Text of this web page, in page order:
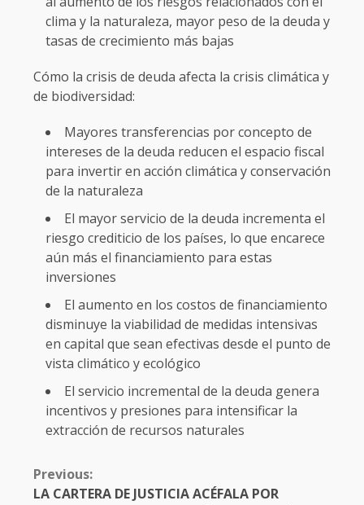
clima y la naturaleza, mayor peso de la deuda y
tasas de crecimiento más bajas
Cómo la crisis de deuda afecta la crisis climática y
de biodiversidad:
Mayores transferencias por concepto de
intereses de la deuda reducen el espacio fiscal
para invertir en acción climática y conservación
de la naturaleza
El mayor servicio de la deuda incrementa el
riesgo crediticio de los países, lo que encarece
aún más el financiamiento para estas
inversiones
El aumento en los costos de financiamiento
disminuye la viabilidad de medidas intensivas
en capital que sean efectivas desde el punto de
vista climático y ecológico
El servicio incremental de la deuda genera
incentivos y presiones para intensificar la
extracción de recursos naturales
CONTINUE
READING
Previous:
LA CARTERA DE JUSTICIA ACÉFALA POR